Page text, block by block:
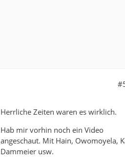
Herrliche Zeiten waren es wirklich.
Hab mir vorhin noch ein Video
angeschaut. Mit Hain, Owomoyela,
Dammeier usw.